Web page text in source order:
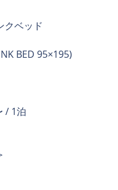
ベッド
BED 95×195)
/ 1泊